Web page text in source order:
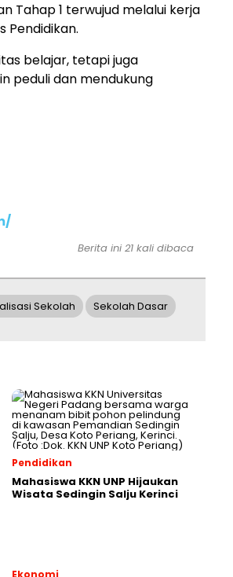
Tahap 1 terwujud melalui kerja
Pendidikan.
belajar, tetapi juga
peduli dan mendukung
Berita ini 21 kali dibaca
Sekolah Sekolah Dasar
Pendidikan
Mahasiswa KKN UNP Hijaukan
Wisata Sedingin Salju Kerinci
Ekonomi